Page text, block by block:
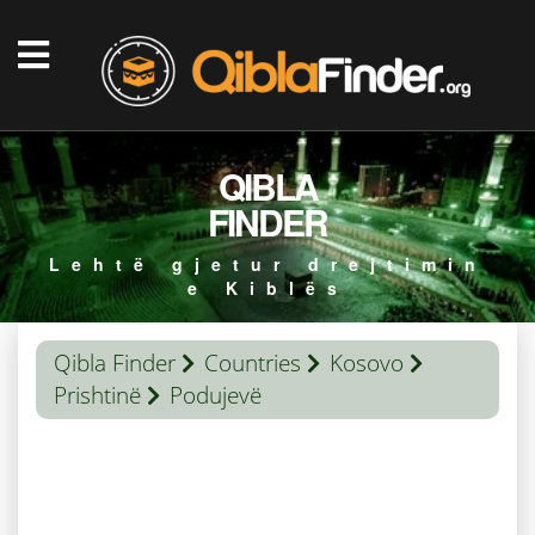
QIBLA
FINDER
Lehtë gjetur drejtimin
e Kiblës
Qibla Finder Countries
Kosovo
Prishtinë
Podujevë